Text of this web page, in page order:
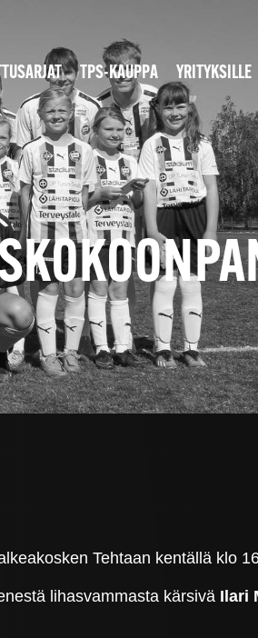
TPS-KAUPPA YRITYKSILLE
Tehtaan kentällä klo
lihasvammasta kärsivä Ilari